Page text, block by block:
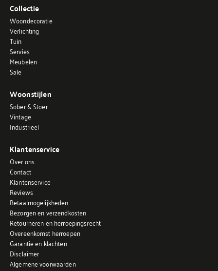
Collectie
Woondecoratie
Verlichting
Tuin
Servies
Meubelen
Sale
Woonstijlen
Sober & Stoer
Vintage
Industrieel
Klantenservice
Over ons
Contact
Klantenservice
Reviews
Betaalmogelijkheden
Bezorgen en verzendkosten
Retourneren en herroepingsrecht
Overeenkomst herroepen
Garantie en klachten
Disclaimer
Algemene voorwaarden